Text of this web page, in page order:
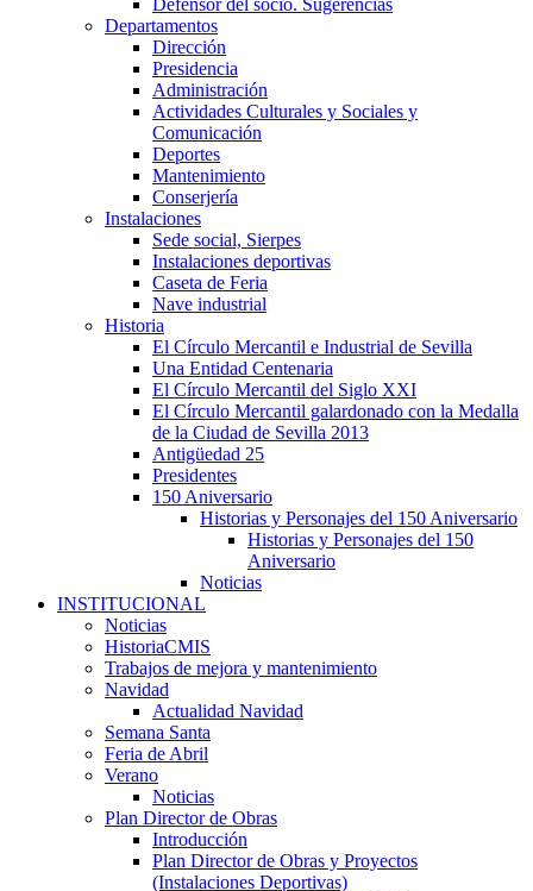
Defensor del socio. Sugerencias
Departamentos
Dirección
Presidencia
Administración
Actividades Culturales y Sociales y
Comunicación
Deportes
Mantenimiento
Conserjería
Instalaciones
Sede social, Sierpes
Instalaciones deportivas
Caseta de Feria
Nave industrial
Historia
El Círculo Mercantil e Industrial de Sevilla
Una Entidad Centenaria
El Círculo Mercantil del Siglo XXI
El Círculo Mercantil galardonado con la Medalla
de la Ciudad de Sevilla 2013
Antigüedad 25
Presidentes
150 Aniversario
Historias y Personajes del 150 Aniversario
Historias y Personajes del 150
Aniversario
Noticias
INSTITUCIONAL
Noticias
HistoriaCMIS
Trabajos de mejora y mantenimiento
Navidad
Actualidad Navidad
Semana Santa
Feria de Abril
Verano
Noticias
Plan Director de Obras
Introducción
Plan Director de Obras y Proyectos
(Instalaciones Deportivas)